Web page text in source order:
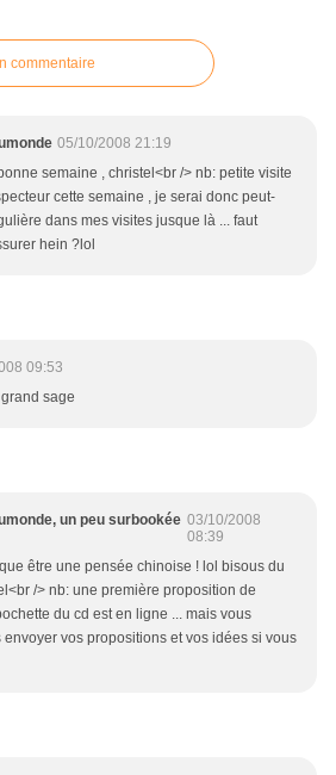
commentaire
05/10/2008 21:19
semaine , christel<br /> nb: petite visite
cette semaine , je serai donc peut-
dans mes visites jusque là ... faut
hein ?lol
09:53
sage
un peu surbookée 03/10/2008
08:39
être une pensée chinoise ! lol bisous du
/> nb: une première proposition de
du cd est en ligne ... mais vous
vos propositions et vos idées si vous